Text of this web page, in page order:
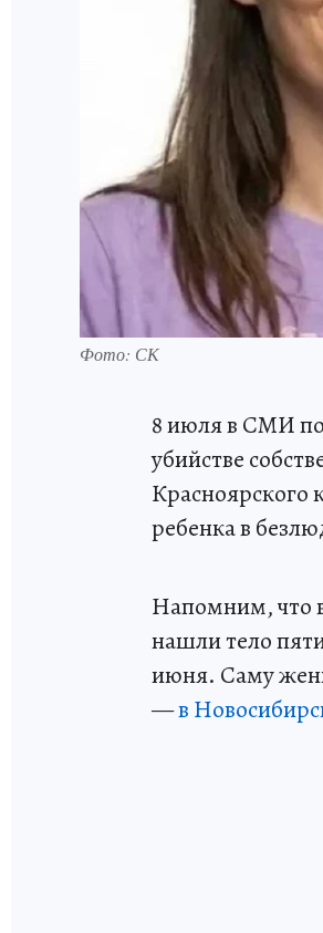
Фото: СК
8 июля в СМИ
убийстве
ребенка в
Напомним, что
нашли тело
июня. Саму
—в